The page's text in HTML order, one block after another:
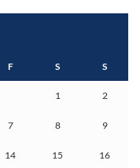
F S S
1 2
7 8 9
14 15 16